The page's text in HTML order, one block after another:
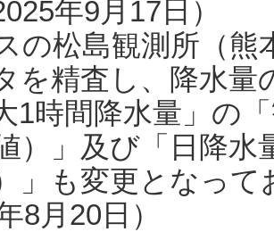
年9月17日）
の松島観測所（熊
を精査し、降水
1時間降水量」の
）」及び「日降
」も変更となっ
8月20日）